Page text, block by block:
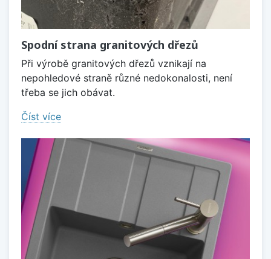
Spodní strana granitových dřezů
Při výrobě granitových dřezů vznikají na
nepohledové straně různé nedokonalosti, není
třeba se jich obávat.
Číst více